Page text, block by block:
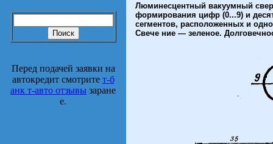
Перед подачей заявки на
автокредит смотрите т-б
анк т-авто отзывы заране
е.
Люминесцентный вакуумный
формирования цифр (0...9) и
сегментов, расположенных и
Свече ние — зеленое.